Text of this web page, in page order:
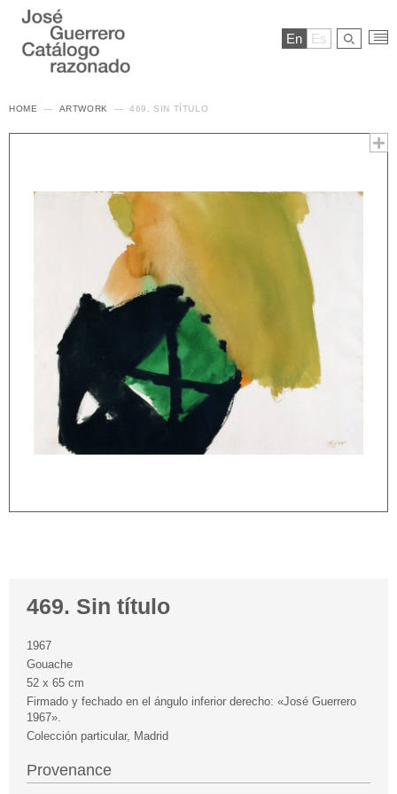
En Es
HOME ARTWORK 469. SIN TÍTULO
469. Sin título
1967
Gouache
52 x 65 cm
Firmado y fechado en el ángulo inferior derecho: «José Guerrero
1967».
Colección particular, Madrid
Provenance